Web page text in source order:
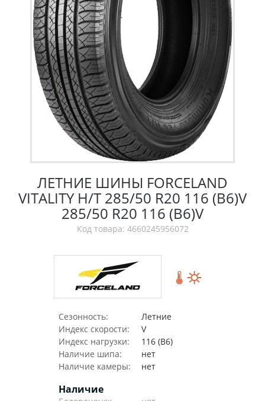
ЛЕТНИЕ ШИНЫ FORCELAND
VITALITY H/T 285/50 R20 116 (B6)V
285/50 R20 116 (B6)V
Код товара: 4660245956072
Сезонность:
Летние
Индекс скорости:
V
Индекс нагрузки:
116 (B6)
Наличие шипа:
нет
Наличие камеры:
нет
Наличие